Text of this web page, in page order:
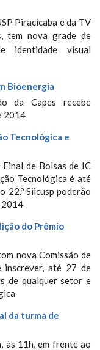
Piracicaba e da TV
temnova grade de
identidade visual
Bioenergia
da Capes recebe
2014
Tecnológica e
de Bolsas de IC
Tecnológica é até
22.º Siicusp poderão
2014
do Prêmio
nova Comissão de
inscrever, até 27 de
de qualquer setor e
da turma de
às 11h, em frente ao